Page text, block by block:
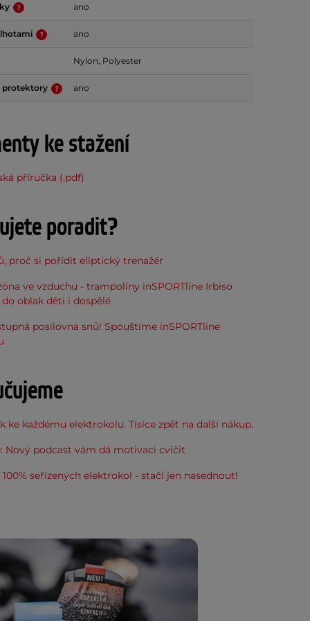
ano
ano
Nylon, Polyester
protektory ano
ke stažení
příručka (.pdf)
poradit?
proč si pořídit eliptický trenažér
ve vzduchu - trampolíny inSPORTline Irbiso
oblak děti i dospělé
posilovna snů! Spouštíme inSPORTline
ke každému elektrokolu. Tisíce zpět na další nákup.
Nový podcast vám dá motivaci cvičit
100% seřízených elektrokol - stačí jen nasednout!